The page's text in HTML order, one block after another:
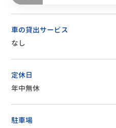
車の貸出サービス
なし
定休日
年中無休
駐車場